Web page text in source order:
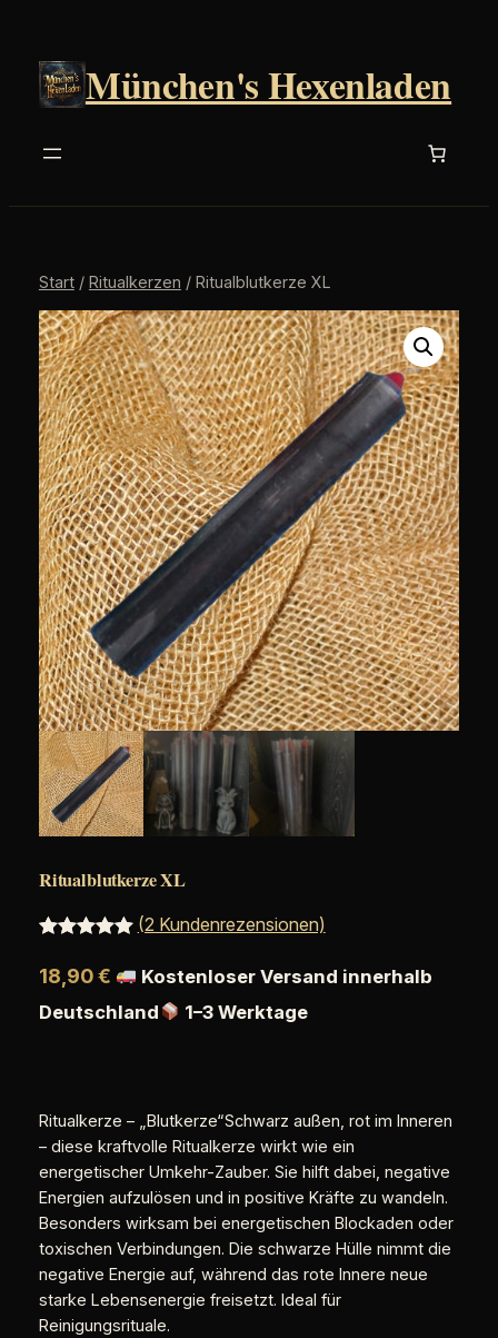
springen
München's Hexenladen
Start/ Ritualkerzen / Ritualblutkerze XL
Ritualblutkerze XL
mit5.00
von 5,
ertungen
(2 Kundenrezensionen)
18,90€
Kostenloser Versand innerhalb
Deutschland
1–3 Werktage
Ritualkerze – „Blutkerze“Schwarz außen, rot im Inneren
– diese kraftvolle Ritualkerze wirkt wie ein
energetischer Umkehr-Zauber. Sie hilft dabei, negative
Energien aufzulösen und in positive Kräfte zu wandeln.
Besonders wirksam bei energetischen Blockaden oder
toxischen Verbindungen. Die schwarze Hülle nimmt die
negative Energie auf, während das rote Innere neue
starke Lebensenergie freisetzt. Ideal für
Reinigungsrituale.